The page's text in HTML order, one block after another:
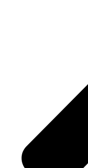
This field is required.
This field is required.